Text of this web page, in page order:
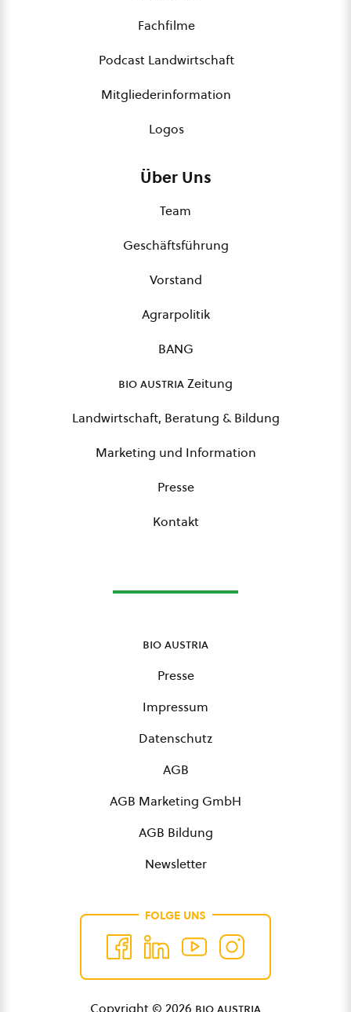
Fachfilme
Podcast Landwirtschaft
Mitgliederinformation
Logos
Über Uns
Team
Geschäftsführung
Vorstand
Agrarpolitik
BANG
bio austriaZeitung
Landwirtschaft, Beratung & Bildung
Marketing und Information
Presse
Kontakt
bio austria
Presse
Impressum
Datenschutz
AGB
AGB Marketing GmbH
AGB Bildung
Newsletter
FOLGE UNS
Copyright © 2026 bio austria